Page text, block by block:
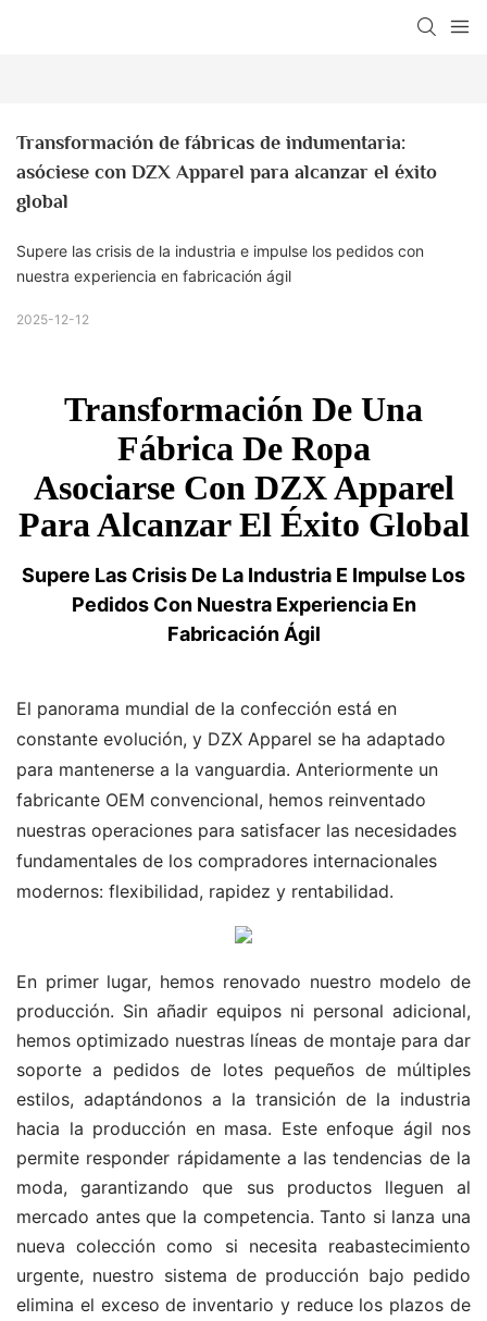
Transformación de fábricas de indumentaria:
asóciese con DZX Apparel para alcanzar el éxito
global
Supere las crisis de la industria e impulse los pedidos con
nuestra experiencia en fabricación ágil
2025-12-12
Transformación De Una
Fábrica De Ropa
Asociarse Con DZX Apparel
Para Alcanzar El Éxito Global
Supere Las Crisis De La Industria E Impulse Los
Pedidos Con Nuestra Experiencia En
Fabricación Ágil
El panorama mundial de la confección está en
constante evolución, y DZX Apparel se ha adaptado
para mantenerse a la vanguardia. Anteriormente un
fabricante OEM convencional, hemos reinventado
nuestras operaciones para satisfacer las necesidades
fundamentales de los compradores internacionales
modernos: flexibilidad, rapidez y rentabilidad.
En primer lugar, hemos renovado nuestro modelo de
producción. Sin añadir equipos ni personal adicional,
hemos optimizado nuestras líneas de montaje para dar
soporte a pedidos de lotes pequeños de múltiples
estilos, adaptándonos a la transición de la industria
hacia la producción en masa. Este enfoque ágil nos
permite responder rápidamente a las tendencias de la
moda, garantizando que sus productos lleguen al
mercado antes que la competencia. Tanto si lanza una
nueva colección como si necesita reabastecimiento
urgente, nuestro sistema de producción bajo pedido
elimina el exceso de inventario y reduce los plazos de